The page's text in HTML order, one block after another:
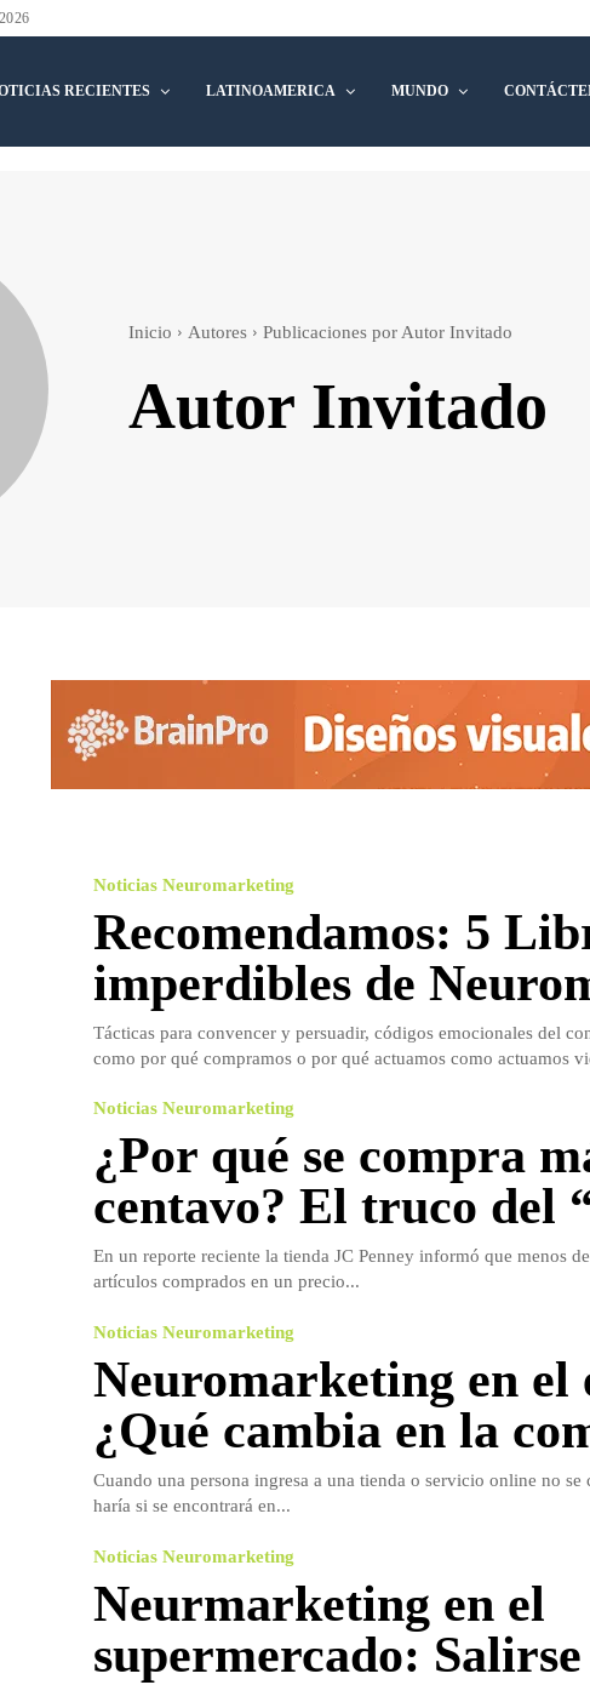
RECIENTES LATINOAMERICA MUNDO
Inicio Autores Publicaciones por Autor Invitado
Autor Invitado
Noticias Neuromarketing
Recomendamos: 5
imperdibles de
Tácticas para convencer y persuadir, códigos emocionales del
como por qué compramos o por qué actuamos como actuamos
Noticias Neuromarketing
¿Por qué se compra
centavo? El truco del
En un reporte reciente la tienda JC Penney informó que menos
artículos comprados en un precio...
Noticias Neuromarketing
Neuromarketing en el
¿Qué cambia en la
Cuando una persona ingresa a una tienda o servicio online no
haría si se encontrará en...
Noticias Neuromarketing
Neurmarketing en el
supermercado: